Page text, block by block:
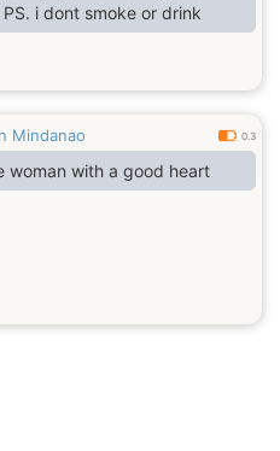
i dont smoke or drink
Mindanao 0.3
woman with a good heart